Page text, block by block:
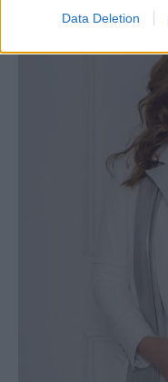
Data Deletion